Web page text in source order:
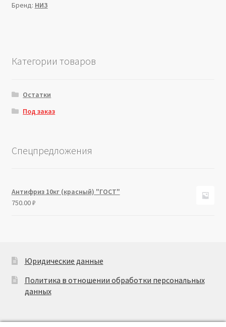
Бренд: НИЗ
Категории товаров
Остатки
Под заказ
Спецпредложения
Антифриз 10кг (красный) "ГОСТ"
750.00₽
Юридические данные
Политика в отношении обработки персональных
данных